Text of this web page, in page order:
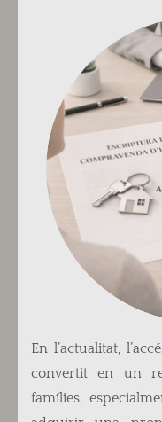
En l’actualitat,
convertit en un
famílies,